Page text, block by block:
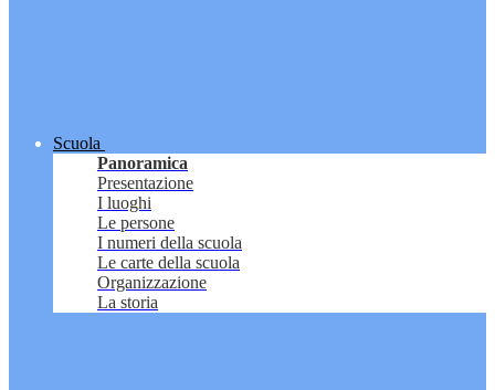
Scuola
Panoramica
Presentazione
I luoghi
Le persone
I numeri della scuola
Le carte della scuola
Organizzazione
La storia